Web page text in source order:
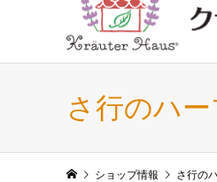
さ行のハ
ショップ情報 さ行の